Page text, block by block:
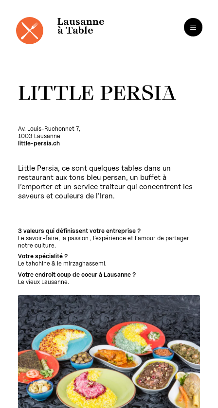
contenu
Lausanne
à Table
LITTLE PERSIA
Av. Louis-Ruchonnet 7,
1003 Lausanne
little-persia.ch
Little Persia, ce sont quelques tables dans un
restaurant aux tons bleu persan, un buffet à
l’emporter et un service traiteur qui concentrent les
saveurs et couleurs de l’Iran.
3 valeurs qui définissent votre entreprise ?
Le savoir-faire, la passion , l’expérience et l’amour de partager
notre culture.
Votre spécialité ?
Le tahchine & le mirzaghassemi.
Votre endroit coup de coeur à Lausanne ?
Le vieux Lausanne.